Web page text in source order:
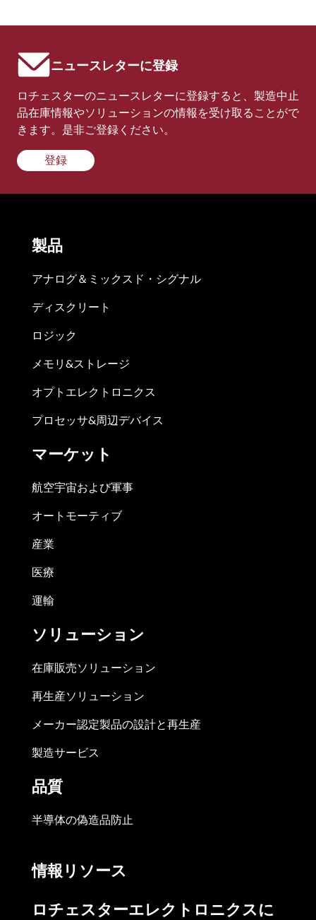
ニュースレターに登録
ロチェスターのニュースレターに登録すると、製造中止
品在庫情報やソリューションの情報を受け取ることがで
きます。是非ご登録ください。
登録
製品
アナログ＆ミックスド・シグナル
ディスクリート
ロジック
メモリ&ストレージ
オプトエレクトロニクス
プロセッサ&周辺デバイス
マーケット
航空宇宙および軍事
オートモーティブ
産業
医療
運輸
ソリューション
在庫販売ソリューション
再生産ソリューション
メーカー認定製品の設計と再生産
製造サービス
品質
半導体の偽造品防止
情報リソース
ロチェスターエレクトロニクスに